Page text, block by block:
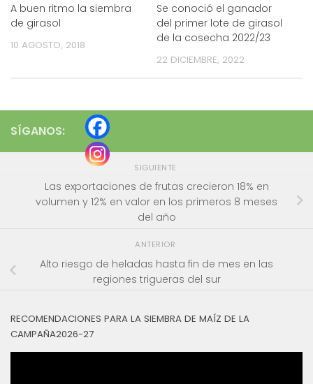
A buen ritmo la siembra
de girasol
10 AGOSTO, 2018
Se conoció el ganador
del primer lote de girasol
de la cosecha 2022/23
22 DICIEMBRE, 2022
SÍGANOS:
SIGUIENTE
Las exportaciones de frutas crecieron 18% en
volumen y 12% en valor en los primeros 8 meses
del año
ANTERIOR
Alto riesgo de heladas hasta fin de mes en las
regiones trigueras del sur
RECOMENDACIONES PARA LA SIEMBRA DE MAÍZ DE LA
CAMPAÑA2026-27